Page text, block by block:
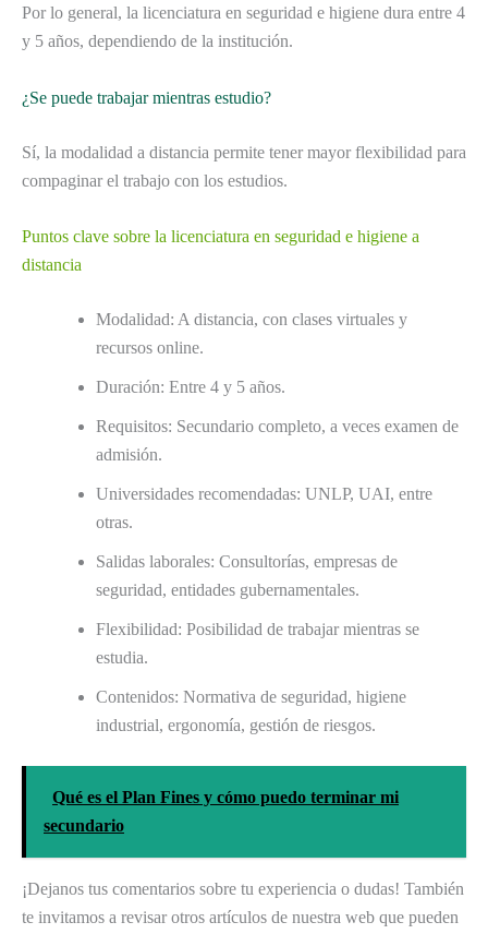
Por lo general, la licenciatura en seguridad e higiene dura entre 4
y 5 años, dependiendo de la institución.
¿Se puede trabajar mientras estudio?
Sí, la modalidad a distancia permite tener mayor flexibilidad para
compaginar el trabajo con los estudios.
Puntos clave sobre la licenciatura en seguridad e higiene a
distancia
Modalidad: A distancia, con clases virtuales y
recursos online.
Duración: Entre 4 y 5 años.
Requisitos: Secundario completo, a veces examen de
admisión.
Universidades recomendadas: UNLP, UAI, entre
otras.
Salidas laborales: Consultorías, empresas de
seguridad, entidades gubernamentales.
Flexibilidad: Posibilidad de trabajar mientras se
estudia.
Contenidos: Normativa de seguridad, higiene
industrial, ergonomía, gestión de riesgos.
Qué es el Plan Fines y cómo puedo terminar mi
secundario
¡Dejanos tus comentarios sobre tu experiencia o dudas! También
te invitamos a revisar otros artículos de nuestra web que pueden